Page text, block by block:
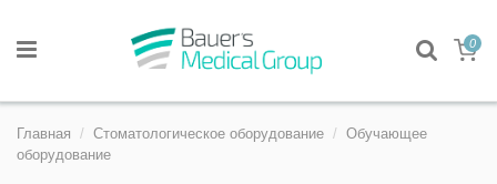
0
Главная Стоматологическое оборудование
Обучающее
оборудование